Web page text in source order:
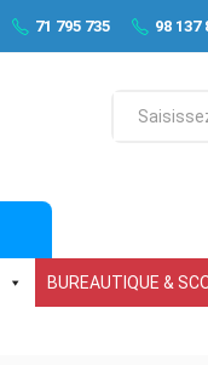
71 795 735 98 137
BUREAUTIQUE &